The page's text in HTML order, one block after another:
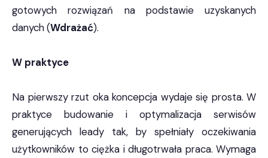
gotowych rozwiązań na podstawie uzyskanych
danych (Wdrażać).
W praktyce
Na pierwszy rzut oka koncepcja wydaje się prosta. W
praktyce budowanie i optymalizacja serwisów
generujących leady tak, by spełniały oczekiwania
użytkowników to ciężka i długotrwała praca. Wymaga